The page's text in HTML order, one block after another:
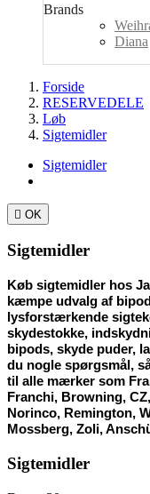
Brands
Diana
Forside
RESERVEDELE
Løb
Sigtemidler
Sigtemidler
 OK
Sigtemidler
Køb sigtemidler hos
kæmpe udvalg af
lysforstærkende
skydestokke,
bipods, skyde puder,
du nogle spørgsmål,
til alle mærker som
Franchi, Browning,
Norinco, Remington,
Mossberg, Zoli,
Sigtemidler